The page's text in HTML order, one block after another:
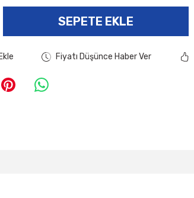
SEPETE EKLE
Fiyatı Düşünce Haber Ver